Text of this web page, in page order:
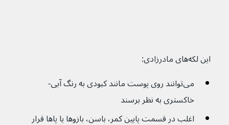
این لکه‌های مادرزادی:
می‌توانند روی پوست مانند کبودی به رنگ آبی-
خاکستری به نظر برسند
اغلب در قسمت پایین کمر، باسن، بازوها یا پاها قرار